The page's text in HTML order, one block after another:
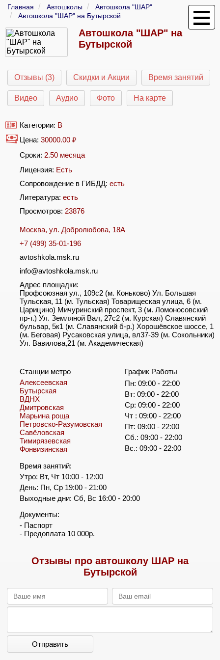
Главная Автошколы
Автошкола "ШАР"
Автошкола "ШАР" на Бутырской
Автошкола "ШАР" на
Бутырской
Отзывы (3) Скидки и Акции Время занятий
Видео Аудио Фото На карте
Категории: B
Цена: 30000.00 ₽
Сроки: 2.50 месяца
Лицензия: Есть
Сопровождение в ГИБДД: есть
Литература: есть
Просмотров: 23876
Москва, ул. Добролюбова, 18А
+7 (499) 35-01-196
avtoshkola.msk.ru
info@avtoshkola.msk.ru
Адрес площадки:
Профсоюзная ул., 109с2 (м. Коньково) Ул. Большая
Тульская, 11 (м. Тульская) Товарищеская улица, 6 (м.
Царицино) Мичуринский проспект, 3 (м. Ломоносовский
пр-т.) Ул. Земляной Вал, 27с2 (м. Курская) Славянский
бульвар, 5к1 (м. Славянский б-р.) Хорошёвское шоссе, 1
(м. Беговая) Русаковская улица, вл37-39 (м. Сокольники)
Ул. Вавилова,21 (м. Академическая)
Станции метро
Алексеевская
Бутырская
ВДНХ
Дмитровская
Марьина роща
Петровско-Разумовская
Савёловская
Тимирязевская
Фонвизинская
График Работы
Пн: 09:00 - 22:00
Вт: 09:00 - 22:00
Ср: 09:00 - 22:00
Чт : 09:00 - 22:00
Пт: 09:00 - 22:00
Сб.: 09:00 - 22:00
Вс.: 09:00 - 22:00
Время занятий:
Утро: Вт, Чт 10:00 - 12:00
День: Пн, Ср 19:00 - 21:00
Выходные дни: Сб, Вс 16:00 - 20:00
Документы:
- Паспорт
- Предоплата 10 000р.
Отзывы про автошколу ШАР на
Бутырской
Отправить